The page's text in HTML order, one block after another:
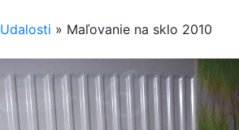
Udalosti » Maľovanie na sklo 2010